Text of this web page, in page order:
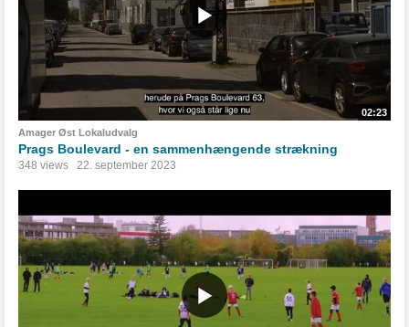
02:23
Amager Øst Lokaludvalg
Prags Boulevard - en sammenhængende strækning
348 views 22. september 2023